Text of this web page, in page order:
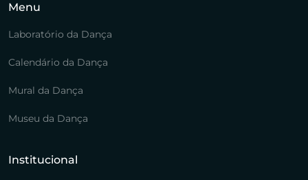
Menu
Laboratório da Dança
Calendário da Dança
Mural da Dança
Museu da Dança
Institucional